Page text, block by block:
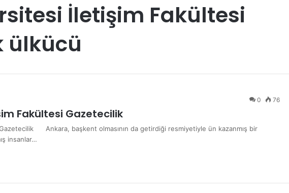
İletişim Fakültesi
ülkücü
0 76
Fakültesi Gazetecilik
Ankara, başkent olmasının da getirdiği resmiyetiyle ün kazanmış bir
insanlar…